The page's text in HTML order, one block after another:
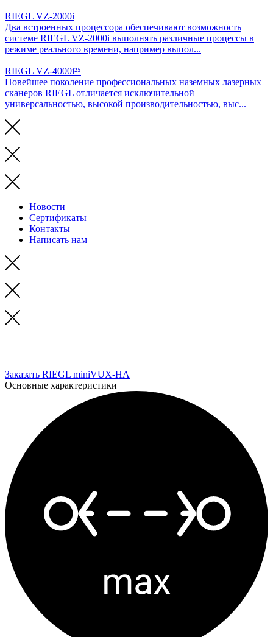
RIEGL VZ-2000i
Два встроенных процессора обеспечивают возможность
системе RIEGL VZ-2000i выполнять различные процессы в
режиме реального времени, например выпол...
RIEGL VZ-4000i²⁵
Новейшее поколение профессиональных наземных лазерных
сканеров RIEGL отличается исключительной
универсальностью, высокой производительностью, выс...
Новости
Сертификаты
Контакты
Написать нам
Заказать RIEGL miniVUX-HA
Основные характеристики